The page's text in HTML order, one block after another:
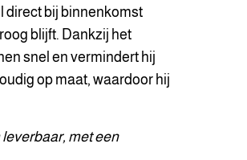
direct bij binnenkomst
blijft. Dankzij het
snel en vermindert hij
op maat, waardoor hij
met een